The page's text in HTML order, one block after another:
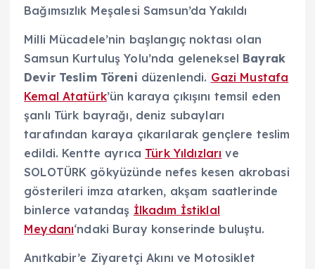
Bağımsızlık Meşalesi Samsun’da Yakıldı
Milli Mücadele’nin başlangıç noktası olan
Samsun Kurtuluş Yolu’nda geleneksel Bayrak
Devir Teslim Töreni düzenlendi. Gazi Mustafa
Kemal Atatürk’ün karaya çıkışını temsil eden
şanlı Türk bayrağı, deniz subayları
tarafından karaya çıkarılarak gençlere teslim
edildi. Kentte ayrıca Türk Yıldızları ve
SOLOTÜRK gökyüzünde nefes kesen akrobasi
gösterileri imza atarken, akşam saatlerinde
binlerce vatandaş İlkadım İstiklal
Meydanı‘ndaki Buray konserinde buluştu.
Anıtkabir’e Ziyaretçi Akını ve Motosiklet